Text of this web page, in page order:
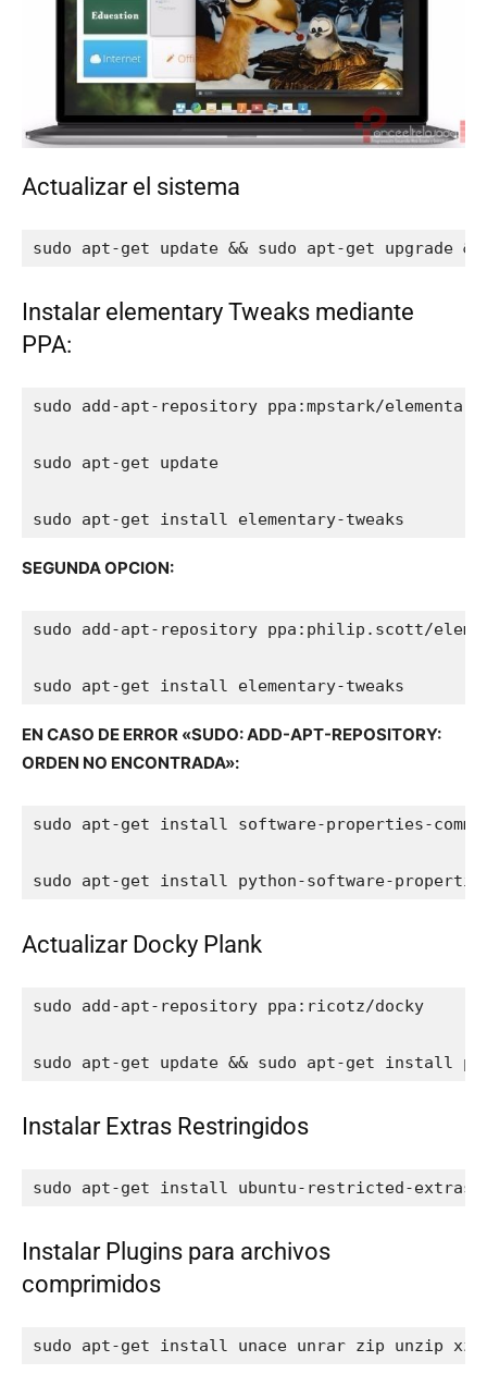
Actualizar el sistema
sudo apt-get update && sudo apt-get upgrade
Instalar elementary Tweaks mediante
PPA:
sudo add-apt-repository ppa:mpstark/
sudo apt-get update
sudo apt-get install elementary-tweaks
SEGUNDA OPCION:
sudo add-apt-repository ppa:philip.scott/
sudo apt-get install elementary-tweaks
EN CASO DE ERROR «SUDO: ADD-APT-REPOSITORY:
ORDEN NO ENCONTRADA»:
sudo apt-get install software-properties-
sudo apt-get install python-software-
Actualizar Docky Plank
sudo add-apt-repository ppa:ricotz/docky
sudo apt-get update && sudo apt-get install
Instalar Extras Restringidos
sudo apt-get install ubuntu-restricted-extras
Instalar Plugins para archivos
comprimidos
sudo apt-get install unace unrar zip unzip